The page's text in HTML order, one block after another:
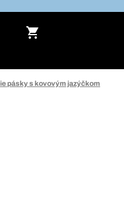
pásky s kovovým jazýčkom